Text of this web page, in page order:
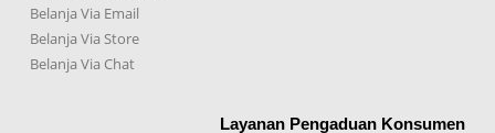
Belanja Via Email
Belanja Via Store
Belanja Via Chat
Layanan Pengaduan Konsumen